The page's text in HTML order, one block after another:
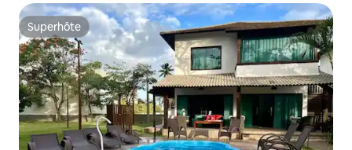
Superhôte
Superhôte